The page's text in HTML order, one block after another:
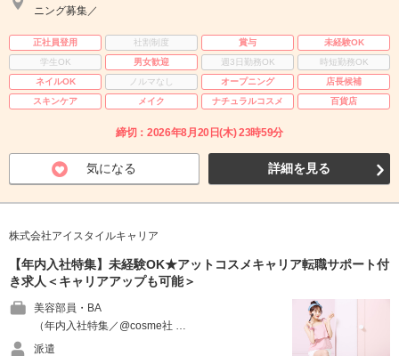
ニング募集／
正社員登用 社割制度 賞与
未経験OK
学生OK
男女歓迎 週3日勤務OK
時短勤務OK
ネイルOK
ノルマなし オープニング
店長候補
スキンケア
メイク ナチュラルコスメ 百貨店
締切：2026年8月20日(木) 23時59分
気になる 詳細を見る
株式会社アイスタイルキャリア
【年内入社特集】未経験OK★アットコスメキャリア転職サポート付
き求人＜キャリアアップも可能＞
美容部員・BA
（年内入社特集／@cosme社 …
派遣